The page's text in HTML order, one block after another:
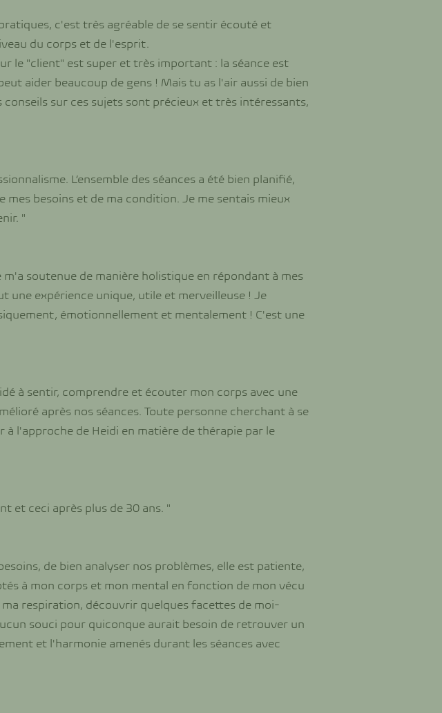
c'est très agréable de se sentir écouté et
du corps et de l'esprit.
le "client" est super et très important : la séance est
aider beaucoup de gens ! Mais tu as l'air aussi de bien
sur ces sujets sont précieux et très intéressants,
L’ensemble des séances a été bien planifié,
mes besoins et de ma condition. Je me sentais mieux
"
soutenue de manière holistique en répondant à mes
une expérience unique, utile et merveilleuse ! Je
émotionnellement et mentalement ! C'est une
à sentir, comprendre et écouter mon corps avec une
après nos séances. Toute personne cherchant à se
l'approche de Heidi en matière de thérapie par le
et ceci après plus de 30 ans. "
de bien analyser nos problèmes, elle est patiente,
à mon corps et mon mental en fonction de mon vécu
respiration, découvrir quelques facettes de moi-
souci pour quiconque aurait besoin de retrouver un
et l'harmonie amenés durant les séances avec